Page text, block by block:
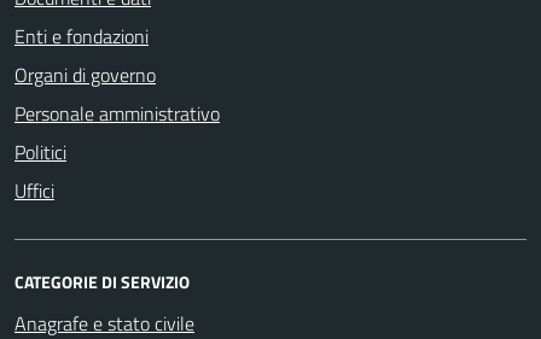
Enti e fondazioni
Organi di governo
Personale amministrativo
Politici
Uffici
CATEGORIE DI SERVIZIO
Anagrafe e stato civile